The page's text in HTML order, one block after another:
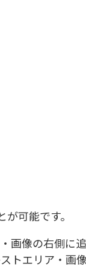
可能です。
画像の右側に追
エリア・画